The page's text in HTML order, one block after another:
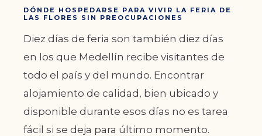
DÓNDE HOSPEDARSE PARA VIVIR LA FERIA DE
LAS FLORES SIN PREOCUPACIONES
Diez días de feria son también diez días
en los que Medellín recibe visitantes de
todo el país y del mundo. Encontrar
alojamiento de calidad, bien ubicado y
disponible durante esos días no es tarea
fácil si se deja para último momento.